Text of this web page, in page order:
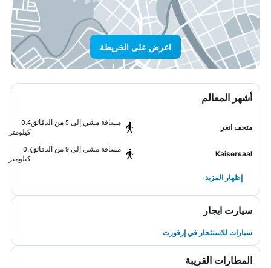
اعرض على الخريطة
أشهر المعالم
متحف انغر
مسافة مشي إلى 5 من الدقائق
0.4
كيلومتر
Kaisersaal
مسافة مشي إلى 9 من الدقائق
0.7
كيلومتر
إظهار المزيد
سيارت ايجار
سيارات للاستئجار في إرفورت
المطارات القريبة